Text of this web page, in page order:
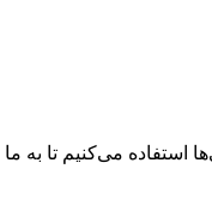
می‌کنیم تا به ما